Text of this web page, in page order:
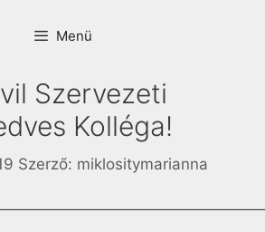
Menü
Szervezeti
Kolléga!
Szerző: miklositymarianna